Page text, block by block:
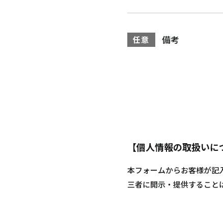
任意 備考
【個人情報の取扱いに
本フォームからお客様が記
三者に開示・提供すること